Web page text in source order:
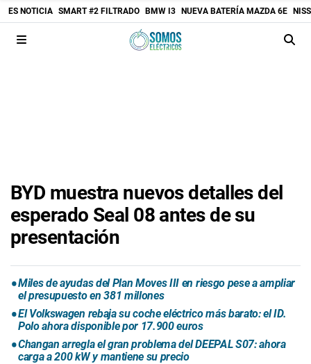
ES NOTICIA SMART #2 FILTRADO BMW I3 NUEVA BATERÍA MAZDA 6E
BYD muestra nuevos detalles del
esperado Seal 08 antes de su
presentación
Miles de ayudas del Plan Moves III en riesgo pese a ampliar
el presupuesto en 381 millones
El Volkswagen rebaja su coche eléctrico más barato: el ID.
Polo ahora disponible por 17.900 euros
Changan arregla el gran problema del DEEPAL S07: ahora
carga a 200 kW y mantiene su precio